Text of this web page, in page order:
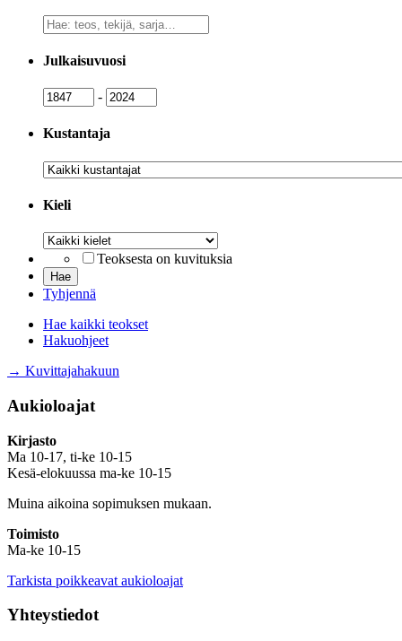
Vapaa
sanahaku
Julkaisuvuosi
Julkaisuvuosi
- Julkaisuvuosi
Kustantaja
Kustantaja
Kieli
Kieli
Teoksesta on kuvituksia
Tyhjennä
Hae kaikki teokset
Hakuohjeet
→ Kuvittajahakuun
Aukioloajat
Kirjasto
Ma 10-17, ti-ke 10-15
Kesä-elokuussa ma-ke 10-15
Muina aikoina sopimuksen mukaan.
Toimisto
Ma-ke 10-15
Tarkista poikkeavat aukioloajat
Yhteystiedot